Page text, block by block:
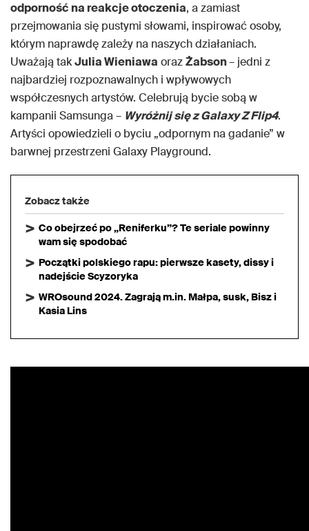
odporność na reakcje otoczenia, a zamiast
przejmowania się pustymi słowami, inspirować osoby,
którym naprawdę zależy na naszych działaniach.
Uważają takJulia Wieniawa orazŻabson– jedni z
najbardziej rozpoznawalnych i wpływowych
współczesnych artystów. Celebrują bycie sobą w
kampanii Samsunga – Wyróżnij się z Galaxy Z Flip4.
Artyści opowiedzieli o byciu „odpornym na gadanie” w
barwnej przestrzeni Galaxy Playground.
Zobacz także
Co obejrzeć po „Reniferku”? Te seriale powinny
wam się spodobać
Początki polskiego rapu: pierwsze kasety, dissy i
nadejście Scyzoryka
WROsound 2024. Zagrają m.in. Małpa, susk, Bisz i
Kasia Lins